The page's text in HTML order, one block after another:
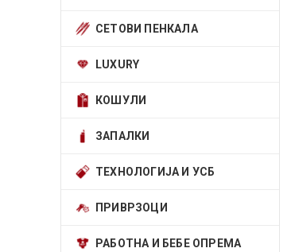
СЕТОВИ ПЕНКАЛА
LUXURY
КОШУЛИ
ЗАПАЛКИ
ТЕХНОЛОГИЈА И УСБ
ПРИВРЗОЦИ
РАБОТНА И БЕБЕ ОПРЕМА